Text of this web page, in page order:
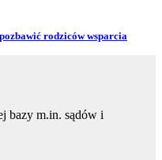
rodziców wsparcia
bazy m.in. sądów i